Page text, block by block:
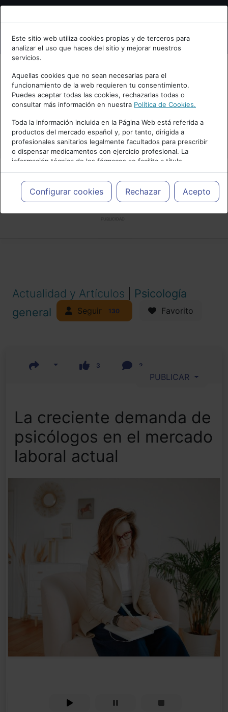
Bienvenid@ a psiquiatria.com
Escribe tu Email
Accede o regístrate con tu email.
Cancelar
Este sitio web utiliza cookies propias y de terceros para
analizar el uso que haces del sitio y mejorar nuestros
servicios.
Aquellas cookies que no sean necesarias para el
funcionamiento de la web requieren tu consentimiento.
Puedes aceptar todas las cookies, rechazarlas todas o
consultar más información en nuestra Política de Cookies.
Toda la información incluida en la Página Web está referida a
productos del mercado español y, por tanto, dirigida a
profesionales sanitarios legalmente facultados para prescribir
o dispensar medicamentos con ejercicio profesional. La
información técnica de los fármacos se facilita a título
meramente informativo, siendo responsabilidad de los
profesionales facultados prescribir medicamentos y decidir, en
cada caso concreto, el tratamiento más adecuado a las
necesidades del paciente.
Configurar cookies Rechazar Acepto
Actualidad y Artículos
Psicología
general
Seguir 130 Favorito
3 2
PUBLICAR
La creciente demanda de
psicólogos en el mercado
laboral actual